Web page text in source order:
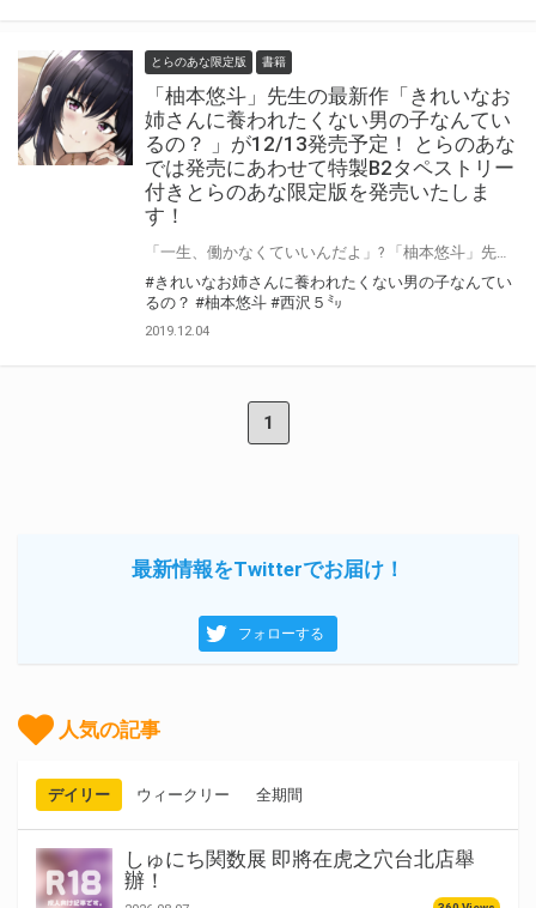
とらのあな限定版 書籍
「柚本悠斗」先生の最新作「きれいなお
姉さんに養われたくない男の子なんてい
るの？ 」が12/13発売予定！ とらのあな
では発売にあわせて特製B2タペストリー
付きとらのあな限定版を発売いたしま
す！
#きれいなお姉さんに養われたくない男の子なんてい
るの？ #柚本悠斗 #西沢５㍉
2019.12.04
1
最新情報をTwitterでお届け！
フォローする
人気の記事
デイリー ウィークリー 全期間
しゅにち関数展 即將在虎之穴台北店舉
辦！